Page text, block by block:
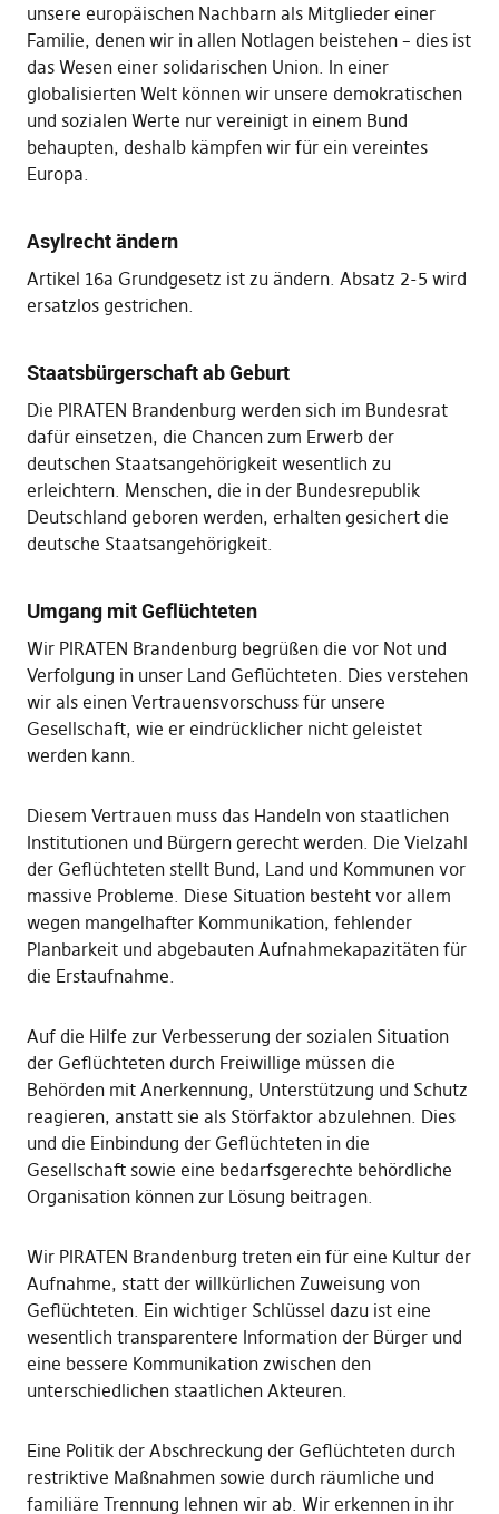
unsere europäischen Nachbarn als Mitglieder einer
Familie, denen wir in allen Notlagen beistehen – dies ist
das Wesen einer solidarischen Union. In einer
globalisierten Welt können wir unsere demokratischen
und sozialen Werte nur vereinigt in einem Bund
behaupten, deshalb kämpfen wir für ein vereintes
Europa.
Asylrecht ändern
Artikel 16a Grundgesetz ist zu ändern. Absatz 2-5 wird
ersatzlos gestrichen.
Staatsbürgerschaft ab Geburt
Die PIRATEN Brandenburg werden sich im Bundesrat
dafür einsetzen, die Chancen zum Erwerb der
deutschen Staatsangehörigkeit wesentlich zu
erleichtern. Menschen, die in der Bundesrepublik
Deutschland geboren werden, erhalten gesichert die
deutsche Staatsangehörigkeit.
Umgang mit Geflüchteten
Wir PIRATEN Brandenburg begrüßen die vor Not und
Verfolgung in unser Land Geflüchteten. Dies verstehen
wir als einen Vertrauensvorschuss für unsere
Gesellschaft, wie er eindrücklicher nicht geleistet
werden kann.
Diesem Vertrauen muss das Handeln von staatlichen
Institutionen und Bürgern gerecht werden. Die Vielzahl
der Geflüchteten stellt Bund, Land und Kommunen vor
massive Probleme. Diese Situation besteht vor allem
wegen mangelhafter Kommunikation, fehlender
Planbarkeit und abgebauten Aufnahmekapazitäten für
die Erstaufnahme.
Auf die Hilfe zur Verbesserung der sozialen Situation
der Geflüchteten durch Freiwillige müssen die
Behörden mit Anerkennung, Unterstützung und Schutz
reagieren, anstatt sie als Störfaktor abzulehnen. Dies
und die Einbindung der Geflüchteten in die
Gesellschaft sowie eine bedarfsgerechte behördliche
Organisation können zur Lösung beitragen.
Wir PIRATEN Brandenburg treten ein für eine Kultur der
Aufnahme, statt der willkürlichen Zuweisung von
Geflüchteten. Ein wichtiger Schlüssel dazu ist eine
wesentlich transparentere Information der Bürger und
eine bessere Kommunikation zwischen den
unterschiedlichen staatlichen Akteuren.
Eine Politik der Abschreckung der Geflüchteten durch
restriktive Maßnahmen sowie durch räumliche und
familiäre Trennung lehnen wir ab. Wir erkennen in ihr